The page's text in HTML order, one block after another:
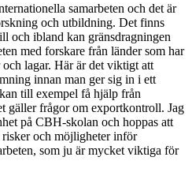
samarbeten och det är
och utbildning. Det finns
och ibland kan gränsdragningen
med forskare från länder som har
lagar. Här är det viktigt att
innan man ger sig in i ett
till exempel få hjälp från
gäller frågor om exportkontroll. Jag
på CBH-skolan och hoppas att
och möjligheter inför
som ju är mycket viktiga för